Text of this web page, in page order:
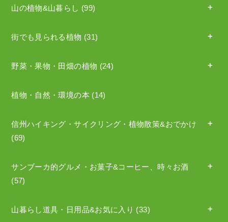
山の植物&山暮らし (99)
街でも見られる植物 (31)
野菜・果物・田畑の植物 (24)
植物・自然・環境の本 (14)
信州ハイキング・サイクリング・植物散策&おでかけ
(69)
サンブーカ的グルメ・お菓子&コーヒー、時々お酒
(57)
山暮らし道具・日用品&お気に入り (33)